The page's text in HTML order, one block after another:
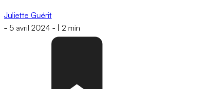
Juliette Guérit
- 5 avril 2024 - 2 min